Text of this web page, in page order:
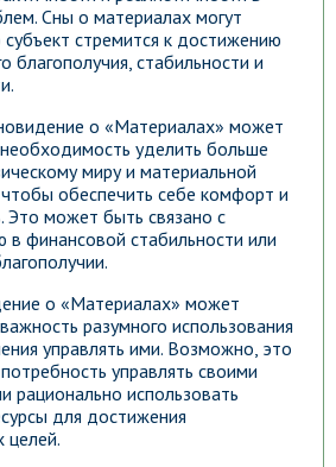
Сны о материалах могут
субъект стремится к достижению
благополучия, стабильности и
о «Материалах» может
уделить больше
миру и материальной
обеспечить себе комфорт и
Это может быть связано с
в финансовой стабильности или
о «Материалах» может
разумного использования
управлять ими. Возможно, это
управлять своими
рационально использовать
для достижения
целей.